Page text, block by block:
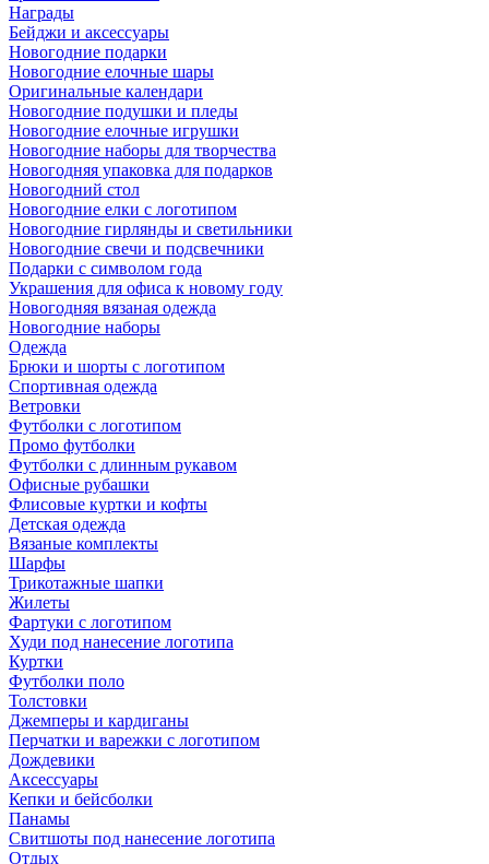
Награды
Бейджи и аксессуары
Новогодние подарки
Новогодние елочные шары
Оригинальные календари
Новогодние подушки и пледы
Новогодние елочные игрушки
Новогодние наборы для творчества
Новогодняя упаковка для подарков
Новогодний стол
Новогодние елки с логотипом
Новогодние гирлянды и светильники
Новогодние свечи и подсвечники
Подарки с символом года
Украшения для офиса к новому году
Новогодняя вязаная одежда
Новогодние наборы
Одежда
Брюки и шорты с логотипом
Спортивная одежда
Ветровки
Футболки с логотипом
Промо футболки
Футболки с длинным рукавом
Офисные рубашки
Флисовые куртки и кофты
Детская одежда
Вязаные комплекты
Шарфы
Трикотажные шапки
Жилеты
Фартуки с логотипом
Худи под нанесение логотипа
Куртки
Футболки поло
Толстовки
Джемперы и кардиганы
Перчатки и варежки с логотипом
Дождевики
Аксессуары
Кепки и бейсболки
Панамы
Свитшоты под нанесение логотипа
Отдых